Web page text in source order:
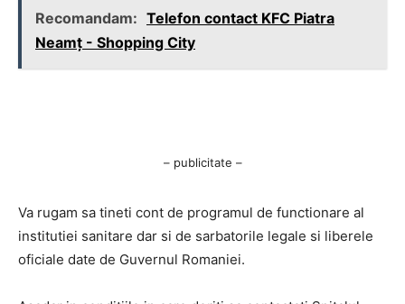
Recomandam: Telefon contact KFC Piatra
Neamț - Shopping City
– publicitate –
Va rugam sa tineti cont de programul de functionare al
institutiei sanitare dar si de sarbatorile legale si liberele
oficiale date de Guvernul Romaniei.